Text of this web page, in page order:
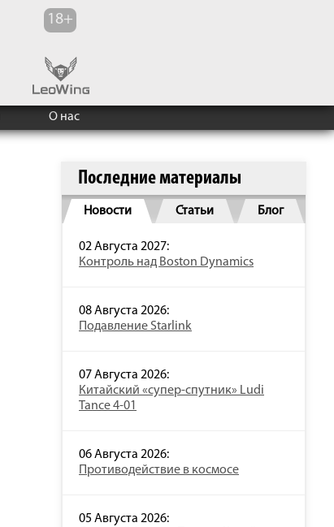
О нас
Последние материалы
Новости Статьи Блог
02 Августа 2027:
Контроль над Boston Dynamics
08 Августа 2026:
Подавление Starlink
07 Августа 2026:
Китайский «супер-спутник» Ludi
Tance 4-01
06 Августа 2026:
Противодействие в космосе
05 Августа 2026: